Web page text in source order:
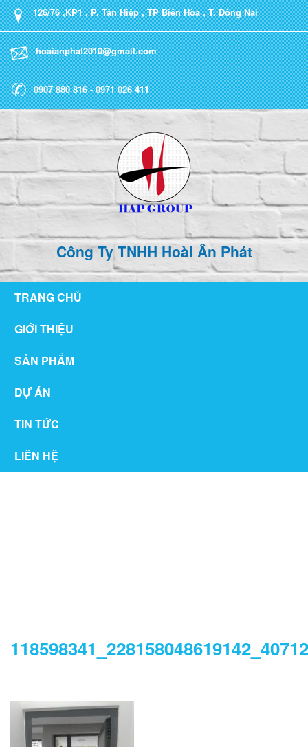
126/76 ,KP1 , P. Tân Hiệp , TP Biên Hòa , T. Đồng Nai
hoaianphat2010@gmail.com
0907 880 816 - 0971 026 411
Công Ty TNHH Hoài Ân Phát
TRANG CHỦ
GIỚI THIỆU
SẢN PHẨM
DỰ ÁN
TIN TỨC
LIÊN HỆ